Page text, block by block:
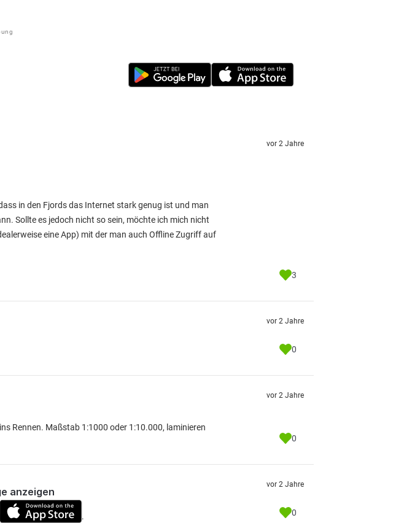
in den Fjords das Internet stark genug ist und man
Sollte es jedoch nicht so sein, möchte ich mich nicht
eine App) mit der man auch Offline Zugriff auf
vor 2 Jahre
3
vor 2 Jahre
0
Rennen. Maßstab 1:1000 oder 1:10.000, laminieren
vor 2 Jahre
0
markieren .
vor 2 Jahre
0
anzeigen